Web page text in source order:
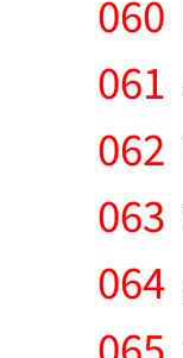
060
061
062
063
064